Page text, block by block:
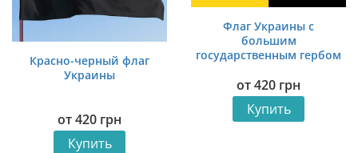
Красно-черный флаг
Украины
от420 грн
Купить
Флаг Украины с
большим
государственным гербом
от420 грн
Купить